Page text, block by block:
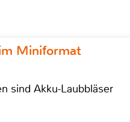
Miniformat
sind Akku-Laubbläser